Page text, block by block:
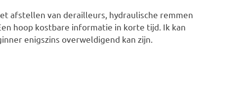
afstellen van derailleurs, hydraulische remmen
hoop kostbare informatie in korte tijd. Ik kan
enigszins overweldigend kan zijn.